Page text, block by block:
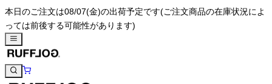
本日のご注文は08/07(金)の出荷予定です(ご注文商品の在庫状況によ
っては前後する可能性があります)